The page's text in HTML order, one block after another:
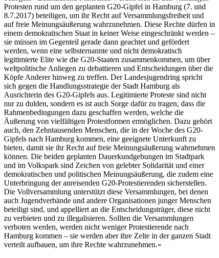
Protesten rund um den geplanten G20-Gipfel in Hamburg (7. und
8.7.2017) beteiligen, um ihr Recht auf Versammlungsfreiheit und
auf freie Meinungsäußerung wahrzunehmen. Diese Rechte dürfen in
einem demokratischen Staat in keiner Weise eingeschränkt werden –
sie müssen im Gegenteil gerade dann geachtet und gefördert
werden, wenn eine selbsternannte und nicht demokratisch
legitimierte Elite wie die G20-Staaten zusammenkommen, um über
weltpolitische Anliegen zu debattieren und Entscheidungen über die
Köpfe Anderer hinweg zu treffen. Der Landesjugendring spricht
sich gegen die Handlungsstrategie der Stadt Hamburg als
Ausrichterin des G20-Gipfels aus. Legitimierte Proteste sind nicht
nur zu dulden, sondern es ist auch Sorge dafür zu tragen, dass die
Rahmenbedingungen dazu geschaffen werden, welche die
Äußerung von vielfältigen Protestformen ermöglichen. Dazu gehört
auch, den Zehntausenden Menschen, die in der Woche des G20-
Gipfels nach Hamburg kommen, eine geeignete Unterkunft zu
bieten, damit sie ihr Recht auf freie Meinungsäußerung wahrnehmen
können. Die beiden geplanten Dauerkundgebungen im Stadtpark
und im Volkspark sind Zeichen von gelebter Solidarität und einer
demokratischen und politischen Meinungsäußerung, die zudem eine
Unterbringung der anreisenden G20-Protestierenden sicherstellen.
Die Vollversammlung unterstützt diese Versammlungen, bei denen
auch Jugendverbände und andere Organisationen junger Menschen
beteiligt sind, und appelliert an die Entscheidungsträger, diese nicht
zu verbieten und zu illegalisieren. Sollten die Versammlungen
verboten werden, werden nicht weniger Protestierende nach
Hamburg kommen – sie werden aber ihre Zelte in der ganzen Stadt
verteilt aufbauen, um ihre Rechte wahrzunehmen.«